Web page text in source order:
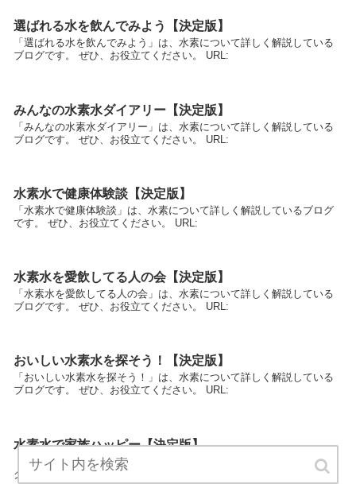
選ばれる水を飲んでみよう【決定版】
「選ばれる水を飲んでみよう」は、水素について詳しく解説している
ブログです。 ぜひ、お役立てください。 URL:
みんなの水素水ダイアリー【決定版】
「みんなの水素水ダイアリー」は、水素について詳しく解説している
ブログです。 ぜひ、お役立てください。 URL:
水素水で健康体験談【決定版】
「水素水で健康体験談」は、水素について詳しく解説しているブログ
です。 ぜひ、お役立てください。 URL:
水素水を愛飲してる人の会【決定版】
「水素水を愛飲してる人の会」は、水素について詳しく解説している
ブログです。 ぜひ、お役立てください。 URL:
おいしい水素水を探そう！【決定版】
「おいしい水素水を探そう！」は、水素について詳しく解説している
ブログです。 ぜひ、お役立てください。 URL:
水素水で家族ハッピー【決定版】
「水素水で家族ハッピー」は、水素について詳しく解説しているブロ
グです。 ぜひ、お役立てください。 URL: